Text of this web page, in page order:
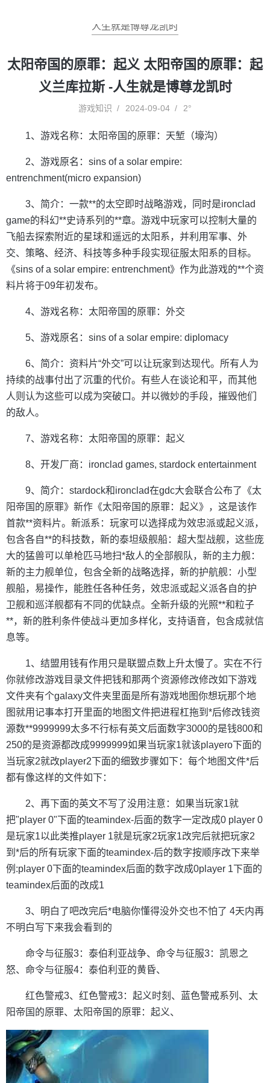
人生就是博尊龙凯时
太阳帝国的原罪：起义 太阳帝国的原罪：起
义兰库拉斯 -人生就是博尊龙凯时
游戏知识 2024-09-04 2°
1、游戏名称：太阳帝国的原罪：天堑（壕沟）
2、游戏原名：sins of a solar empire:
entrenchment(micro expansion)
3、简介：一款**的太空即时战略游戏，同时是ironclad
game的科幻**史诗系列的**章。游戏中玩家可以控制大量的
飞船去探索附近的星球和遥远的太阳系，并利用军事、外
交、策略、经济、科技等多种手段实现征服太阳系的目标。
《sins of a solar empire: entrenchment》作为此游戏的**个资
料片将于09年初发布。
4、游戏名称：太阳帝国的原罪：外交
5、游戏原名：sins of a solar empire: diplomacy
6、简介：资料片“外交”可以让玩家到达现代。所有人为
持续的战事付出了沉重的代价。有些人在谈论和平，而其他
人则认为这些可以成为突破口。并以微妙的手段，摧毁他们
的敌人。
7、游戏名称：太阳帝国的原罪：起义
8、开发厂商：ironclad games, stardock entertainment
9、简介：stardock和ironclad在gdc大会联合公布了《太
阳帝国的原罪》新作《太阳帝国的原罪：起义》，这是该作
首款**资料片。新派系：玩家可以选择成为效忠派或起义派，
包含各自**的科技数，新的泰坦级舰船：超大型战舰，这些庞
大的猛兽可以单枪匹马地扫*敌人的全部舰队，新的主力舰：
新的主力舰单位，包含全新的战略选择，新的护航舰：小型
舰船，易操作，能胜任各种任务，效忠派或起义派各自的护
卫舰和巡洋舰都有不同的优缺点。全新升级的光照**和粒子
**，新的胜利条件使战斗更加多样化，支持语音，包含成就信
息等。
1、结盟用钱有作用只是联盟点数上升太慢了。实在不行
你就修改游戏目录文件把钱和那两个资源修改修改如下游戏
文件夹有个galaxy文件夹里面是所有游戏地图你想玩那个地
图就用记事本打开里面的地图文件把进程杠拖到*后修改钱资
源数**9999999太多不行标有英文后面数字3000的是钱800和
250的是资源都改成9999999如果当玩家1就该playero下面的
当玩家2就改player2下面的细致步骤如下：每个地图文件*后
都有像这样的文件如下：
2、再下面的英文不写了没用注意：如果当玩家1就
把"player 0"下面的teamindex-后面的数字一定改成0 player 0
是玩家1以此类推player 1就是玩家2玩家1改完后就把玩家2
到*后的所有玩家下面的teamindex-后的数字按顺序改下来举
例:player 0下面的teamindex后面的数字改成0player 1下面的
teamindex后面的改成1
3、明白了吧改完后*电脑你懂得没外交也不怕了 4天内再
不明白写下来我会看到的
命令与征服3：泰伯利亚战争、命令与征服3：凯恩之
怒、命令与征服4：泰伯利亚的黄昏、
红色警戒3、红色警戒3：起义时刻、蓝色警戒系列、太
阳帝国的原罪、太阳帝国的原罪：起义、